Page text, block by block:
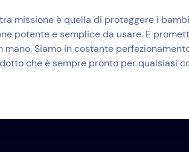
missione è quella di proteggere i
potente e semplice da usare. E
mano. Siamo in costante
che è sempre pronto per qualsiasi